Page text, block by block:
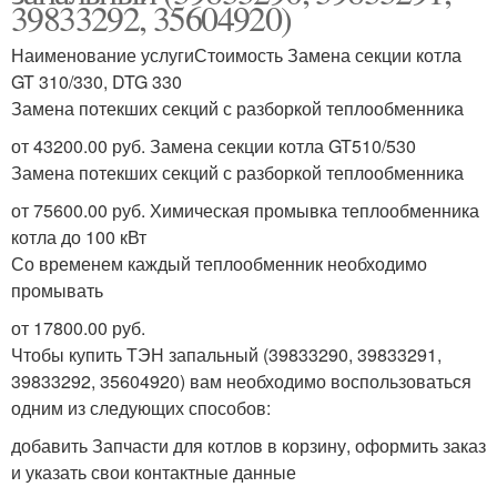
39833292, 35604920)
Наименование услугиСтоимость Замена секции котла
GT 310/330, DTG 330
Замена потекших секций с разборкой теплообменника
от 43200.00 руб. Замена секции котла GT510/530
Замена потекших секций с разборкой теплообменника
от 75600.00 руб. Химическая промывка теплообменника
котла до 100 кВт
Со временем каждый теплообменник необходимо
промывать
от 17800.00 руб.
Чтобы купить ТЭН запальный (39833290, 39833291,
39833292, 35604920) вам необходимо воспользоваться
одним из следующих способов:
добавить Запчасти для котлов в корзину, оформить заказ
и указать свои контактные данные